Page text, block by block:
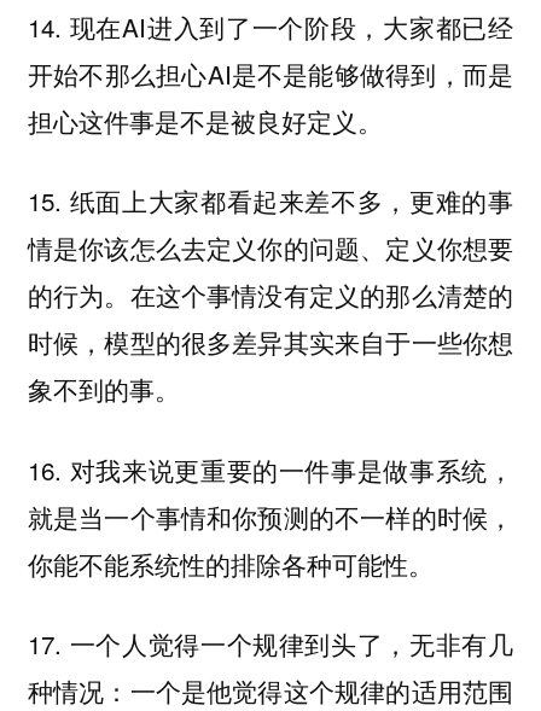
14. 现在AI进入到了一个阶段，大家都已经
开始不那么担心AI是不是能够做得到，而是
担心这件事是不是被良好定义。
15. 纸面上大家都看起来差不多，更难的事
情是你该怎么去定义你的问题、定义你想要
的行为。在这个事情没有定义的那么清楚的
时候，模型的很多差异其实来自于一些你想
象不到的事。
16. 对我来说更重要的一件事是做事系统，
就是当一个事情和你预测的不一样的时候，
你能不能系统性的排除各种可能性。
17. 一个人觉得一个规律到头了，无非有几
种情况：一个是他觉得这个规律的适用范围